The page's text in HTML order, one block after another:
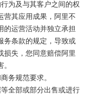
为及与其客户之间的权
营其应用成果，阿里不
的运营活动并独立承担
务条款的规定，导致或
损失，您同意赔偿阿里
务规范要求。
全部或部分出售或进行